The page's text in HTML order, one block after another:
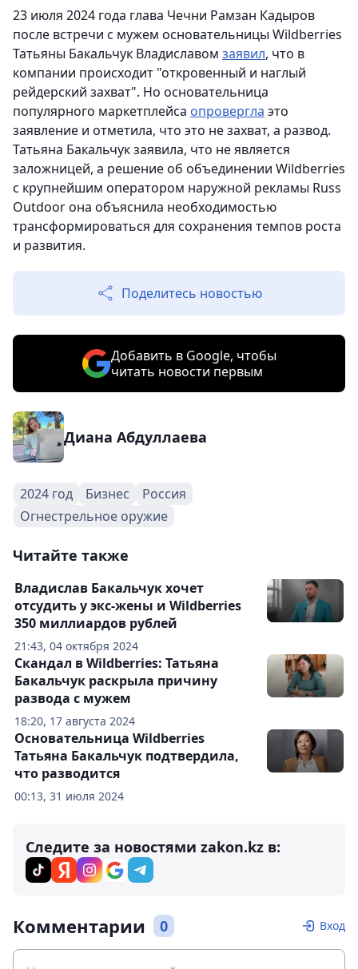
23 июля 2024 года глава Чечни Рамзан Кадыров
после встречи с мужем основательницы Wildberries
Татьяны Бакальчук Владиславом заявил, что в
компании происходит "откровенный и наглый
рейдерский захват". Но основательница
популярного маркетплейса опровергла это
заявление и отметила, что это не захват, а развод.
Татьяна Бакальчук заявила, что не является
заложницей, а решение об объединении Wildberries
с крупнейшим оператором наружной рекламы Russ
Outdoor она объяснила необходимостью
трансформироваться для сохранения темпов роста
и развития.
Поделитесь новостью
Добавить в Google, чтобы
читать новости первым
Диана Абдуллаева
2024 год Бизнес
Россия
Огнестрельное оружие
Читайте также
21:43, 04 октября 2024
Владислав Бакальчук хочет
отсудить у экс-жены и Wildberries
350 миллиардов рублей
18:20, 17 августа 2024
Скандал в Wildberries: Татьяна
Бакальчук раскрыла причину
развода с мужем
00:13, 31 июля 2024
Основательница Wildberries
Татьяна Бакальчук подтвердила,
что разводится
Следите за новостями zakon.kz в:
Комментарии 0 Вход